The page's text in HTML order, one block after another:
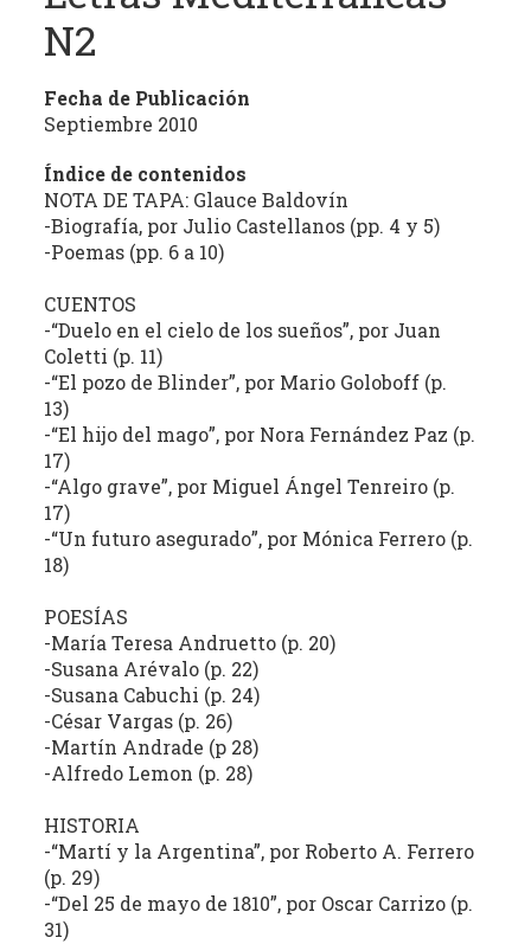
estudio
crítico
publicaciones
periódicas
provincia
énfasis
producción
independiente)
dedicadas
cultura,
literatura,
política,
artes
producción
intelectual
sus
distintas
manifestaciones.
N2
Fecha de Publicación
Septiembre 2010
Índice de contenidos
NOTA DE TAPA: Glauce Baldovín
-Biografía, por Julio Castellanos (pp. 4 y 5)
-Poemas (pp. 6 a 10)
CUENTOS
-“Duelo en el cielo de los sueños”, por Juan
Coletti (p. 11)
-“El pozo de Blinder”, por Mario Goloboff (p.
13)
-“El hijo del mago”, por Nora Fernández Paz (p.
17)
-“Algo grave”, por Miguel Ángel Tenreiro (p.
17)
-“Un futuro asegurado”, por Mónica Ferrero (p.
18)
POESÍAS
-María Teresa Andruetto (p. 20)
-Susana Arévalo (p. 22)
-Susana Cabuchi (p. 24)
-César Vargas (p. 26)
-Martín Andrade (p 28)
-Alfredo Lemon (p. 28)
HISTORIA
-“Martí y la Argentina”, por Roberto A. Ferrero
(p. 29)
-“Del 25 de mayo de 1810”, por Oscar Carrizo (p.
31)